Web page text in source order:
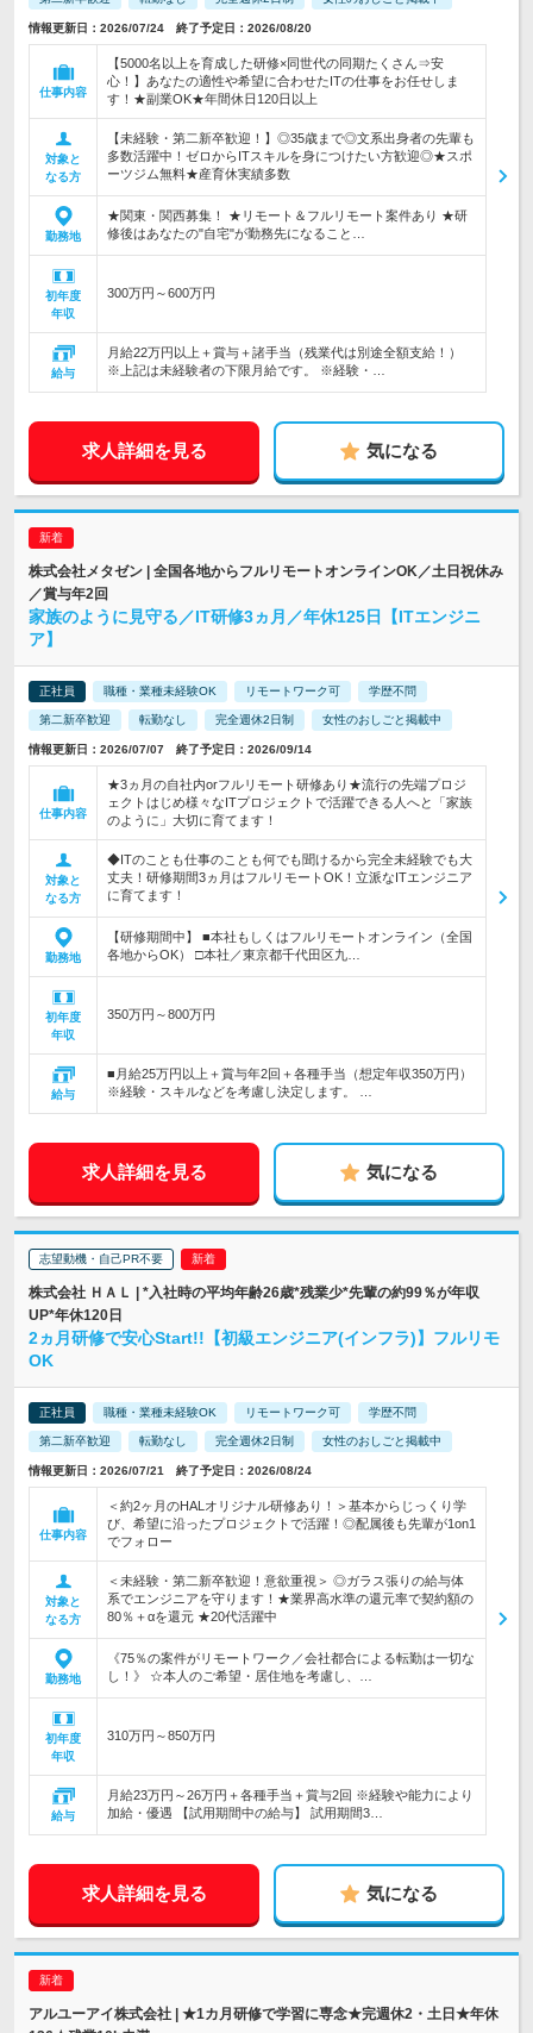
情報更新日：2026/07/24 終了予定日：2026/08/20
仕事内容
【5000名以上を育成した研修×同世代の同期たくさん⇒安
心！】あなたの適性や希望に合わせたITの仕事をお任せしま
す！★副業OK★年間休日120日以上
対象と
なる方
【未経験・第二新卒歓迎！】◎35歳まで◎文系出身者の先輩も
多数活躍中！ゼロからITスキルを身につけたい方歓迎◎★スポ
ーツジム無料★産育休実績多数
勤務地
★関東・関西募集！ ★リモート＆フルリモート案件あり ★研
修後はあなたの"自宅"が勤務先になること…
初年度
年収
300万円～600万円
給与
月給22万円以上＋賞与＋諸手当（残業代は別途全額支給！）
※上記は未経験者の下限月給です。 ※経験・…
求人詳細を見る 気になる
株式会社メタゼン | 全国各地からフルリモートオンラインOK／土日祝休み
／賞与年2回
家族のように見守る／IT研修3ヵ月／年休125日【ITエンジニ
ア】
正社員 職種・業種未経験OK リモートワーク可 学歴不問
第二新卒歓迎 転勤なし 完全週休2日制 女性のおしごと掲載中
情報更新日：2026/07/07 終了予定日：2026/09/14
仕事内容
★3ヵ月の自社内orフルリモート研修あり★流行の先端プロジ
ェクトはじめ様々なITプロジェクトで活躍できる人へと「家族
のように」大切に育てます！
対象と
なる方
◆ITのことも仕事のことも何でも聞けるから完全未経験でも大
丈夫！研修期間3ヵ月はフルリモートOK！立派なITエンジニア
に育てます！
勤務地
【研修期間中】 ■本社もしくはフルリモートオンライン（全国
各地からOK） □本社／東京都千代田区九…
初年度
年収
350万円～800万円
給与
■月給25万円以上＋賞与年2回＋各種手当（想定年収350万円）
※経験・スキルなどを考慮し決定します。 …
求人詳細を見る 気になる
志望動機・自己PR不要
株式会社 ＨＡＬ | *入社時の平均年齢26歳*残業少*先輩の約99％が年収
UP*年休120日
2ヵ月研修で安心Start!!【初級エンジニア(インフラ)】フルリモ
OK
正社員 職種・業種未経験OK リモートワーク可 学歴不問
第二新卒歓迎 転勤なし 完全週休2日制 女性のおしごと掲載中
情報更新日：2026/07/21 終了予定日：2026/08/24
仕事内容
＜約2ヶ月のHALオリジナル研修あり！＞基本からじっくり学
び、希望に沿ったプロジェクトで活躍！◎配属後も先輩が1on1
でフォロー
対象と
なる方
＜未経験・第二新卒歓迎！意欲重視＞ ◎ガラス張りの給与体
系でエンジニアを守ります！★業界高水準の還元率で契約額の
80％＋αを還元 ★20代活躍中
勤務地
《75％の案件がリモートワーク／会社都合による転勤は一切な
し！》 ☆本人のご希望・居住地を考慮し、…
初年度
年収
310万円～850万円
給与
月給23万円～26万円＋各種手当＋賞与2回 ※経験や能力により
加給・優遇 【試用期間中の給与】 試用期間3…
求人詳細を見る 気になる
アルユーアイ株式会社 | ★1カ月研修で学習に専念★完週休2・土日★年休